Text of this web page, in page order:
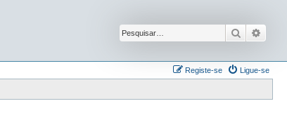
Pesquisar
Ligue-se
Registe-se